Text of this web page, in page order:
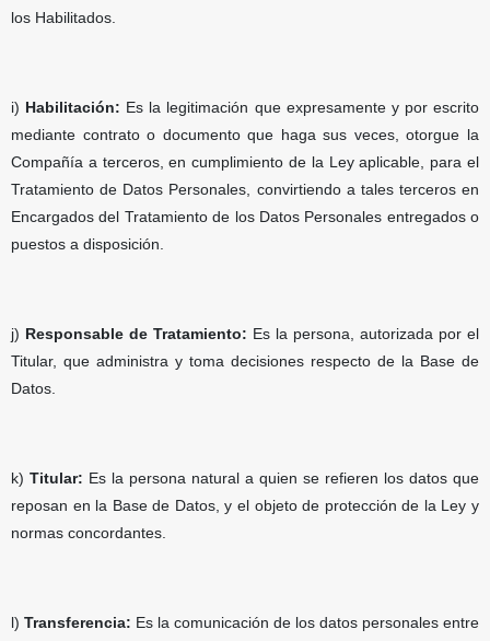
los Habilitados.
i) Habilitación: Es la legitimación que expresamente y por escrito
mediante contrato o documento que haga sus veces, otorgue la
Compañía a terceros, en cumplimiento de la Ley aplicable, para el
Tratamiento de Datos Personales, convirtiendo a tales terceros en
Encargados del Tratamiento de los Datos Personales entregados o
puestos a disposición.
j) Responsable de Tratamiento: Es la persona, autorizada por el
Titular, que administra y toma decisiones respecto de la Base de
Datos.
k) Titular: Es la persona natural a quien se refieren los datos que
reposan en la Base de Datos, y el objeto de protección de la Ley y
normas concordantes.
l) Transferencia: Es la comunicación de los datos personales entre